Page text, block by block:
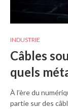
INDUSTRIE
Câbles
quels
À l’ère du
partie sur des